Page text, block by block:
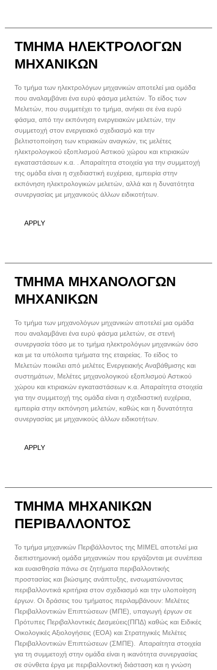
ΤΜΗΜΑ ΗΛΕΚΤΡΟΛΟΓΩΝ
ΜΗΧΑΝΙΚΩΝ
Το τμήμα των ηλεκτρολόγων μηχανικών αποτελεί μια ομάδα
που αναλαμβάνει ένα ευρύ φάσμα μελετών. Το είδος των
Μελετών, που συμμετέχει το τμήμα, ανήκει σε ένα ευρύ
φάσμα, από την εκπόνηση ενεργειακών μελετών, την
συμμετοχή στον ενεργειακό σχεδιασμό και την
βελτιστοποίηση των κτιριακών αναγκών, τις μελέτες
ηλεκτρολογικού εξοπλισμού Αστικού χώρου και κτιριακών
εγκαταστάσεων κ.α. . Απαραίτητα στοιχεία για την συμμετοχή
της ομάδα είναι η σχεδιαστική ευχέρεια, εμπειρία στην
εκπόνηση ηλεκτρολογικών μελετών, αλλά και η δυνατότητα
συνεργασίας με μηχανικούς άλλων ειδικοτήτων.
APPLY
ΤΜΗΜΑ ΜΗΧΑΝΟΛΟΓΩΝ
ΜΗΧΑΝΙΚΩΝ
Το τμήμα των μηχανολόγων μηχανικών αποτελεί μια ομάδα
που αναλαμβάνει ένα ευρύ φάσμα μελετών, σε στενή
συνεργασία τόσο με το τμήμα ηλεκτρολόγων μηχανικών όσο
και με τα υπόλοιπα τμήματα της εταιρείας. Το είδος το
Μελετών ποικίλει από μελέτες Ενεργειακής Αναβάθμισης και
συστημάτων, Μελέτες μηχανολογικού εξοπλισμού Αστικού
χώρου και κτιριακών εγκαταστάσεων κ.α. Απαραίτητα στοιχεία
για την συμμετοχή της ομάδα είναι η σχεδιαστική ευχέρεια,
εμπειρία στην εκπόνηση μελετών, καθώς και η δυνατότητα
συνεργασίας με μηχανικούς άλλων ειδικοτήτων.
APPLY
ΤΜΗΜΑ ΜΗΧΑΝΙΚΩΝ
ΠΕΡΙΒΑΛΛΟΝΤΟΣ
Το τμήμα μηχανικών Περιβάλλοντος της MIMEL αποτελεί μια
διεπιστημονική ομάδα μηχανικών που εργάζονται με συνέπεια
και ευαισθησία πάνω σε ζητήματα περιβαλλοντικής
προστασίας και βιώσιμης ανάπτυξης, ενσωματώνοντας
περιβαλλοντικά κριτήρια στον σχεδιασμό και την υλοποίηση
έργων. Οι δράσεις του τμήματος περιλαμβάνουν: Μελέτες
Περιβαλλοντικών Επιπτώσεων (ΜΠΕ), υπαγωγή έργων σε
Πρότυπες Περιβαλλοντικές Δεσμεύεις(ΠΠΔ) καθώς και Ειδικές
Οικολογικές Αξιολογήσεις (ΕΟΑ) και Στρατηγικές Μελέτες
Περιβαλλοντικών Επιπτώσεων (ΣΜΠΕ). Απαραίτητα στοιχεία
για τη συμμετοχή στην ομάδα είναι η ικανότητα συνεργασίας
σε σύνθετα έργα με περιβαλλοντική διάσταση και η γνώση